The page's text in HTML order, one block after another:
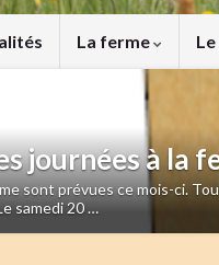
La ferme
journées à la
sont prévues ce mois-ci.
samedi 20 …